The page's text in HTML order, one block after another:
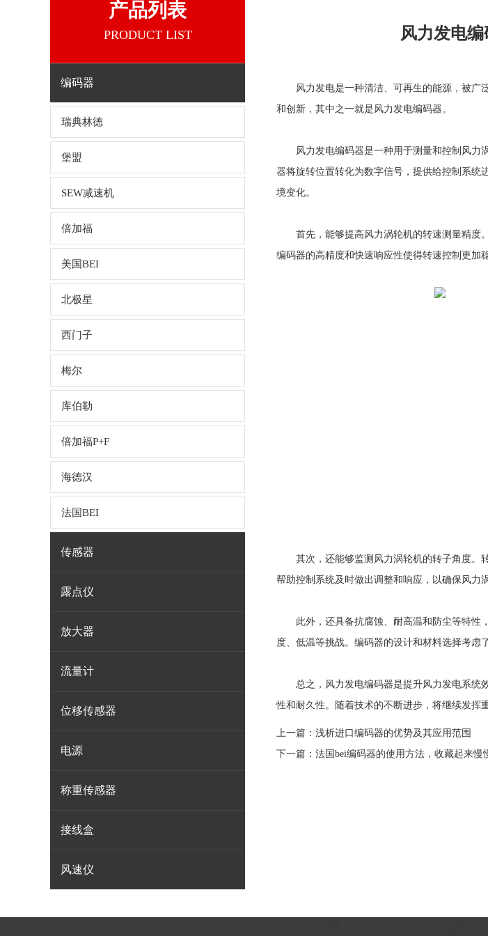
产品列表
PRODUCT LIST
编码器
瑞典林德
堡盟
SEW减速机
倍加福
美国BEI
北极星
西门子
梅尔
库伯勒
倍加福P+F
海德汉
法国BEI
传感器
露点仪
放大器
流量计
位移传感器
电源
称重传感器
接线盒
风速仪
风力发电
风力发电是一种清洁、可再生的能源，被广泛
和创新，其中之一就是风力发电编码器。
风力发电编码器是一种用于测量和控制风力
器将旋转位置转化为数字信号，提供给控制系统
境变化。
首先，能够提高风力涡轮机的转速测量精度。
编码器的高精度和快速响应性使得转速控制更加
其次，还能够监测风力涡轮机的转子角度。转
帮助控制系统及时做出调整和响应，以确保风力
此外，还具备抗腐蚀、耐高温和防尘等特性，
度、低温等挑战。编码器的设计和材料选择考虑
总之， 风力发电编码器是提升风力发电系统
性和耐久性。随着技术的不断进步，将继续发挥
上一篇： 浅析进口编码器的优势及其应用范围
下一篇： 法国bei编码器的使用方法，收藏起来慢